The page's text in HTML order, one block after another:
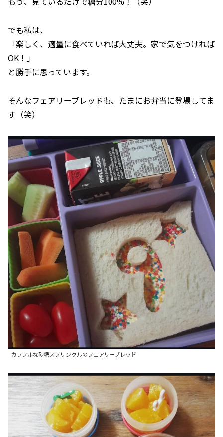
でも私は、
「楽しく、適量に食べていれば大丈夫。家で気をつければ
OK！」
と勝手に思っています。
そんなフェアリーブレッドも、たまにお弁当に登場してま
す（笑）
カラフルな砂糖スプリンクルのフェアリーブレッド